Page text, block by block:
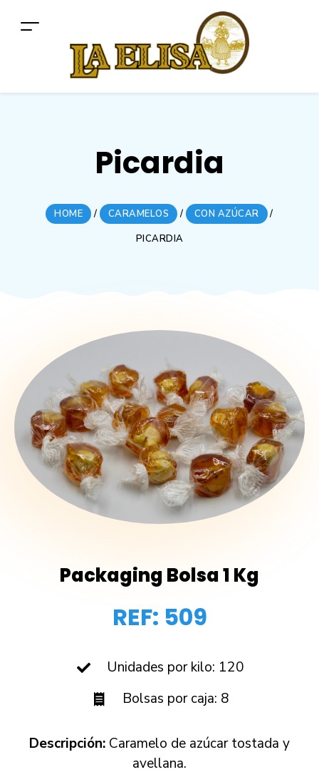
Picardia
HOME / CARAMELOS / CON AZÚCAR
/
PICARDIA
Packaging Bolsa 1 Kg
REF: 509
Unidades por kilo: 120
Bolsas por caja: 8
Descripción: Caramelo de azúcar tostada y
avellana.